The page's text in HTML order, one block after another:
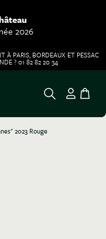
2026
À PARIS, BORDEAUX ET PESSAC
? 01 82 82 20 34
2023 Rouge